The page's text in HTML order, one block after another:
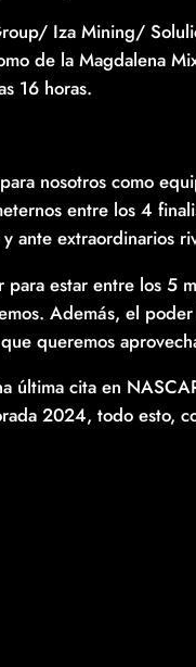
Iza Mining/
de la Magdalena
16 horas.
nosotros como
entre los 4
ante extraordinarios
estar entre los 5
Además, el
queremos
última cita en
2024, todo esto,